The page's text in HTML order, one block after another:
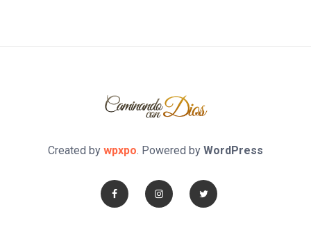
Created by wpxpo. Powered by WordPress